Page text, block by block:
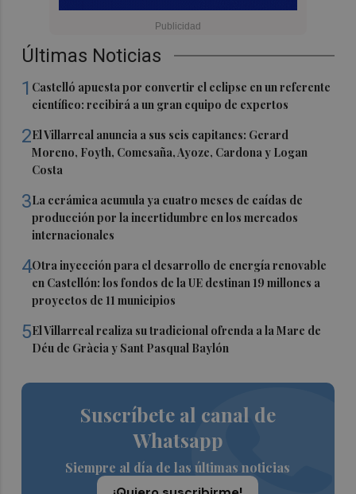
Últimas Noticias
1 Castelló apuesta por convertir el eclipse en un referente
científico: recibirá a un gran equipo de expertos
2El Villarreal anuncia a sus seis capitanes: Gerard
Moreno, Foyth, Comesaña, Ayoze, Cardona y Logan
Costa
3La cerámica acumula ya cuatro meses de caídas de
producción por la incertidumbre en los mercados
internacionales
4Otra inyección para el desarrollo de energía renovable
en Castellón: los fondos de la UE destinan 19 millones a
proyectos de 11 municipios
5El Villarreal realiza su tradicional ofrenda a la Mare de
Déu de Gràcia y Sant Pasqual Baylón
Suscríbete al canal de
Whatsapp
Siempre al día de las últimas noticias